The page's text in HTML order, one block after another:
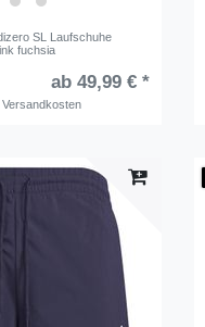
SL Laufschuhe
fuchsia
ab 49,99 € *
Versandkosten